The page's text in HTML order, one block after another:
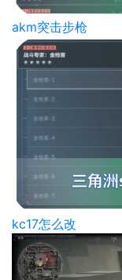
akm突击步枪
kc17怎么改